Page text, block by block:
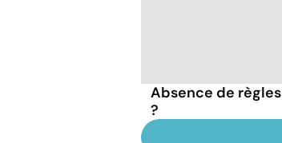
Absence de
?